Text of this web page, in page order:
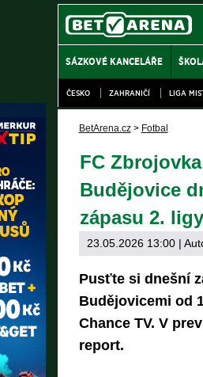
SÁZKOVÉ KANCELÁŘE
ČESKO ZAHRANIČÍ LIGA
BetArena.cz > Fotbal
FC
Budějovice
zápasu 2. ligy
23.05.2026 13:00|
Pusťte si dnešní
Budějovicemi od
Chance TV. V
report.